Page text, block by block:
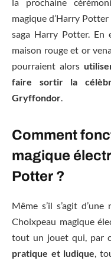
la prochaine
magique d’Harry
saga Harry Potter. En
maison rouge et or
pourraient alors
faire sortir la
Gryffondor.
Comment
magique
Potter ?
Même s’il s’agit
Choixpeau magique
tout un jouet qui, par
pratique et ludique ,